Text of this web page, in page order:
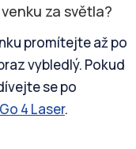
za světla?
promítejte až po
vybledlý. Pokud
se po
4 Laser.